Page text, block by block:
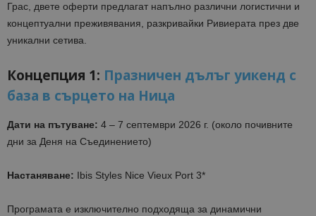
Грас, двете оферти предлагат напълно различни логистични и
концептуални преживявания, разкривайки Ривиерата през две
уникални сетива.
Концепция 1: Празничен дълъг уикенд с
база в сърцето на Ница
Дати на пътуване: 4 – 7 септември 2026 г. (около почивните
дни за Деня на Съединението)
Настаняване: Ibis Styles Nice Vieux Port 3*
Програмата е изключително подходяща за динамични